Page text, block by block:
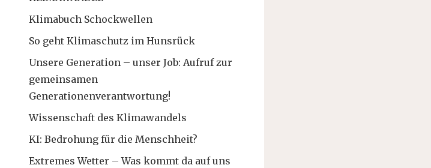
Klimabuch Schockwellen
So geht Klimaschutz im Hunsrück
Unsere Generation – unser Job: Aufruf zur
gemeinsamen
Generationenverantwortung!
Wissenschaft des Klimawandels
KI: Bedrohung für die Menschheit?
Extremes Wetter – Was kommt da auf uns